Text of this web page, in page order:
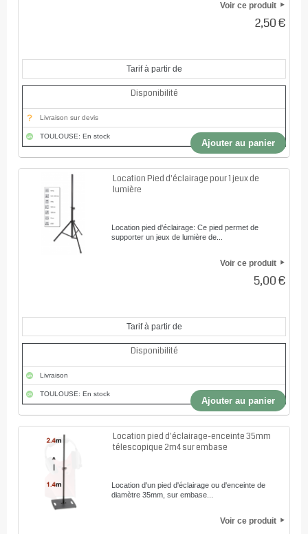
Voir ce produit
2,50 €
Tarif à partir de
Disponibilité
Livraison sur devis
TOULOUSE: En stock
Ajouter au panier
Location Pied d'éclairage pour 1 jeux de
lumière
Location pied d'éclairage: Ce pied permet de
supporter un jeux de lumière de...
Voir ce produit
5,00 €
Tarif à partir de
Disponibilité
Livraison
TOULOUSE: En stock
Ajouter au panier
Location pied d'éclairage-enceinte 35mm
télescopique 2m4 sur embase
Location d'un pied d'éclairage ou d'enceinte de
diamètre 35mm, sur embase...
Voir ce produit